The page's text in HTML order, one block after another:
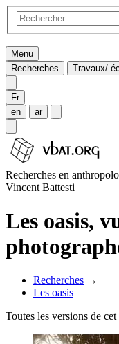
Menu
Recherches
Travaux/
Fr
en
ar
Recherches en
Vincent Battesti
Les oasis,
Recherches →
Les oasis
Toutes les versions de